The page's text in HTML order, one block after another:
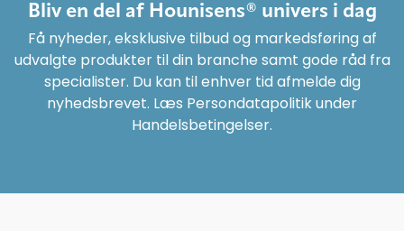
Bliv en del af Hounisens® univers i dag
Få nyheder, eksklusive tilbud og markedsføring af
udvalgte produkter til din branche samt gode råd fra
specialister. Du kan til enhver tid afmelde dig
nyhedsbrevet. Læs Persondatapolitik under
Handelsbetingelser.